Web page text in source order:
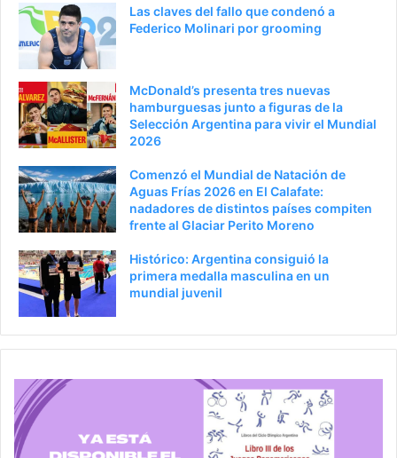
e
o
r
p
i
n
Las claves del fallo que condenó a
Federico Molinari por grooming
McDonald’s presenta tres nuevas
hamburguesas junto a figuras de la
Selección Argentina para vivir el Mundial
2026
Comenzó el Mundial de Natación de
Aguas Frías 2026 en El Calafate:
nadadores de distintos países compiten
frente al Glaciar Perito Moreno
Histórico: Argentina consiguió la
primera medalla masculina en un
mundial juvenil